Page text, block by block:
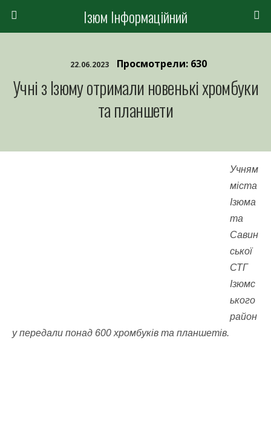
Ізюм Інформаційний
22.06.2023 Просмотрели: 630
Учні з Ізюму отримали новенькі хромбуки
та планшети
Учням
міста
Ізюма
та
Савин
ської
СТГ
Ізюмс
ького
район
у передали понад 600 хромбуків та планшетів.